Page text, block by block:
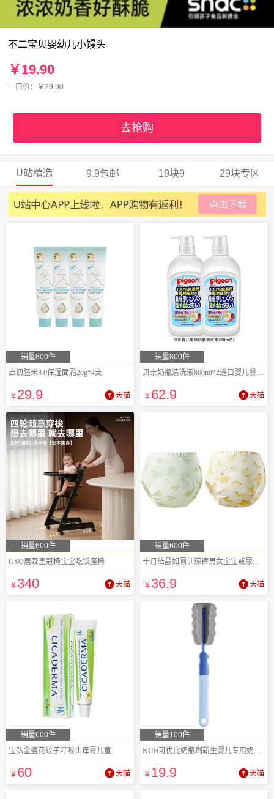
不二宝贝婴幼儿小馒头
￥19.90
一口价：￥29.90
去抢购
U站精选 9.9包邮 19块9 29块专区
销量800件
启初胚米3.0保湿面霜20g*4支
¥29.9 天猫
销量800件
贝亲奶瓶清洗液800ml*2进口婴儿餐具清洁剂
¥62.9 天猫
销量600件
GSO居森皇冠椅宝宝吃饭座椅
¥340 天猫
销量600件
十月结晶如厕训练裤男女宝宝戒尿不湿
¥36.9 天猫
销量600件
宝弘金盏花蚊子叮咬止痒膏儿童
¥60 天猫
销量100件
KUB可优比奶瓶刷新生婴儿专用奶嘴清洁刷子
¥19.9 天猫